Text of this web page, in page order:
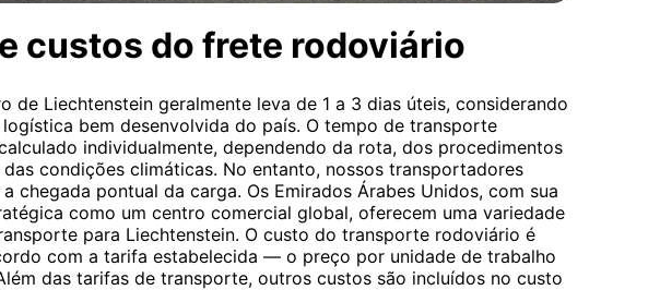
custos do frete rodoviário
de Liechtenstein geralmente leva de 1 a 3 dias úteis, considerando
bem desenvolvida do país. O tempo de transporte
individualmente, dependendo da rota, dos procedimentos
condições climáticas. No entanto, nossos transportadores
chegada pontual da carga. Os Emirados Árabes Unidos, com sua
como um centro comercial global, oferecem uma variedade
para Liechtenstein. O custo do transporte rodoviário é
com a tarifa estabelecida — o preço por unidade de trabalho
das tarifas de transporte, outros custos são incluídos no custo